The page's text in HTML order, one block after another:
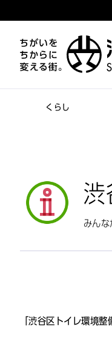
くらし
渋
みん
「渋谷区トイレ環境